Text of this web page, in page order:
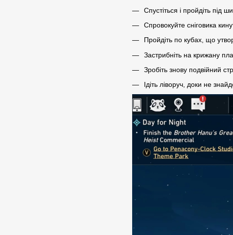
Спустіться і пройдіть під
Спровокуйте сніговика
Пройдіть по кубах, що
Застрибніть на крижану
Зробіть знову подвійний
Ідіть ліворуч, доки не